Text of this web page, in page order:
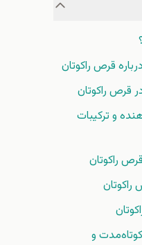
قرص راکوتان
قرص راکوتان
و ترکیبات
راکوتان
راکوتان
و